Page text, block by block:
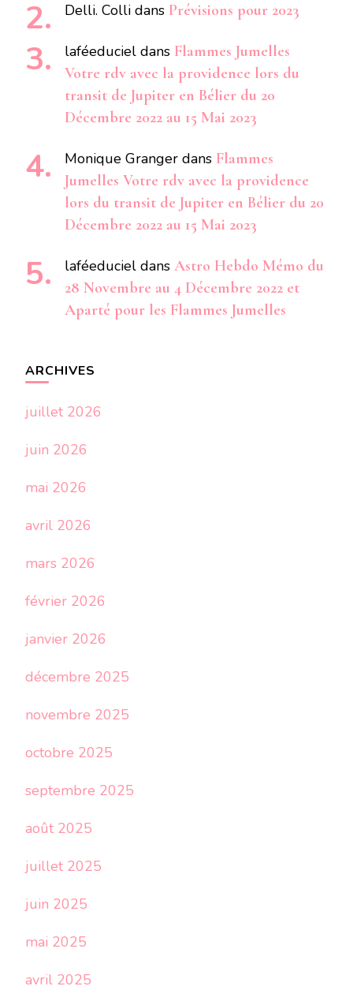
Delli. Colli dans Prévisions pour 2023
laféeduciel dans Flammes Jumelles
Votre rdv avec la providence lors du
transit de Jupiter en Bélier du 20
Décembre 2022 au 15 Mai 2023
Monique Granger dans Flammes
Jumelles Votre rdv avec la providence
lors du transit de Jupiter en Bélier du 20
Décembre 2022 au 15 Mai 2023
laféeduciel dans Astro Hebdo Mémo du
28 Novembre au 4 Décembre 2022 et
Aparté pour les Flammes Jumelles
ARCHIVES
juillet 2026
juin 2026
mai 2026
avril 2026
mars 2026
février 2026
janvier 2026
décembre 2025
novembre 2025
octobre 2025
septembre 2025
août 2025
juillet 2025
juin 2025
mai 2025
avril 2025